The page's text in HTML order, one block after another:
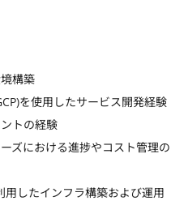
構築
を使用したサービス開発経験
トの経験
ズにおける進捗やコスト管理の
用したインフラ構築および運用